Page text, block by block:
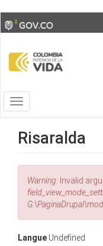
Skip
to
content
Toggle
high
Toggle
navigation
Risaralda
Error
message
Warning: Invalid
Langue Undefined